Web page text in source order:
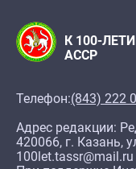
К 100-
АССР
Телефон:(843) 222
Адрес редакции:
420066, г. Казань,
100let.tassr@mail.ru